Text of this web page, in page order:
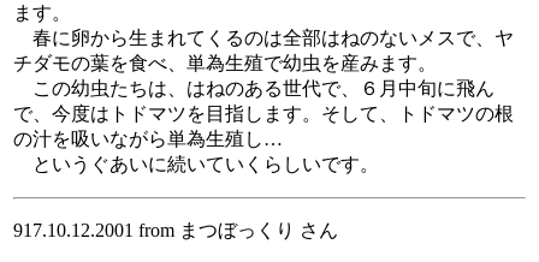
ます。
春に卵から生まれてくるのは全部はねのないメスで、ヤ
チダモの葉を食べ、単為生殖で幼虫を産みます。
この幼虫たちは、はねのある世代で、６月中旬に飛ん
で、今度はトドマツを目指します。そして、トドマツの根
の汁を吸いながら単為生殖し…
というぐあいに続いていくらしいです。
917.10.12.2001 from まつぼっくり さん